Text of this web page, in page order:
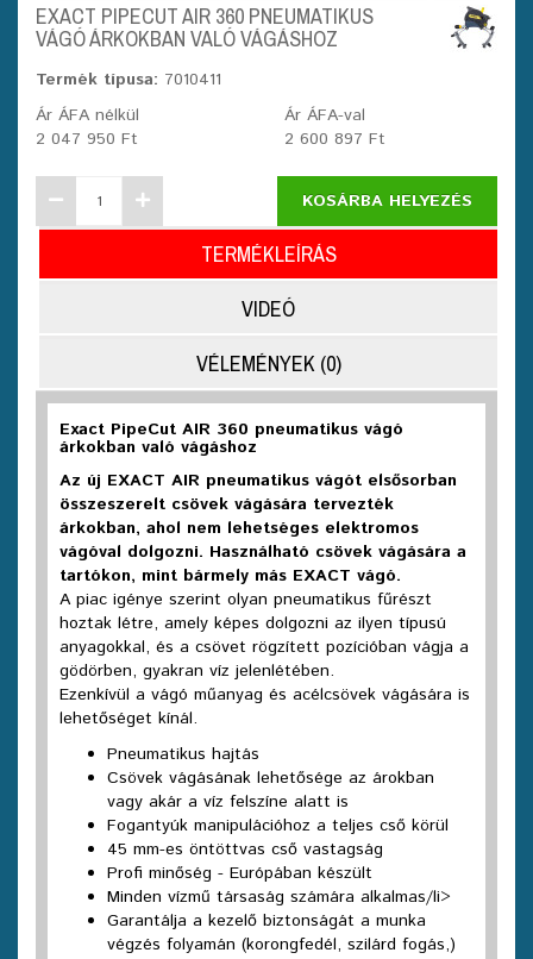
EXACT PIPECUT AIR 360 PNEUMATIKUS
VÁGÓ ÁRKOKBAN VALÓ VÁGÁSHOZ
Termék típusa: 7010411
Ár ÁFA nélkül
2 047 950 Ft
Ár ÁFA-val
2 600 897 Ft
KOSÁRBA HELYEZÉS
TERMÉKLEÍRÁS
VIDEÓ
VÉLEMÉNYEK (0)
Exact PipeCut AIR 360 pneumatikus vágó
árkokban való vágáshoz
Az új EXACT AIR pneumatikus vágót elsősorban
összeszerelt csövek vágására tervezték
árkokban, ahol nem lehetséges elektromos
vágóval dolgozni. Használható csövek vágására a
tartókon, mint bármely más EXACT vágó.
A piac igénye szerint olyan pneumatikus fűrészt
hoztak létre, amely képes dolgozni az ilyen típusú
anyagokkal, és a csövet rögzített pozícióban vágja a
gödörben, gyakran víz jelenlétében.
Ezenkívül a vágó műanyag és acélcsövek vágására is
lehetőséget kínál.
Pneumatikus hajtás
Csövek vágásának lehetősége az árokban
vagy akár a víz felszíne alatt is
Fogantyúk manipulációhoz a teljes cső körül
45 mm-es öntöttvas cső vastagság
Profi minőség - Európában készült
Minden vízmű társaság számára alkalmas/li>
Garantálja a kezelő biztonságát a munka
végzés folyamán (korongfedél, szilárd fogás,)